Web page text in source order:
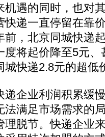
机遇的同时，也对
快递一直停留在靠
前，北京同城快递
度将起价降至5元
快递2.8元的超低
企业利润积累缓
满足市场需求的
脱节。快递企业